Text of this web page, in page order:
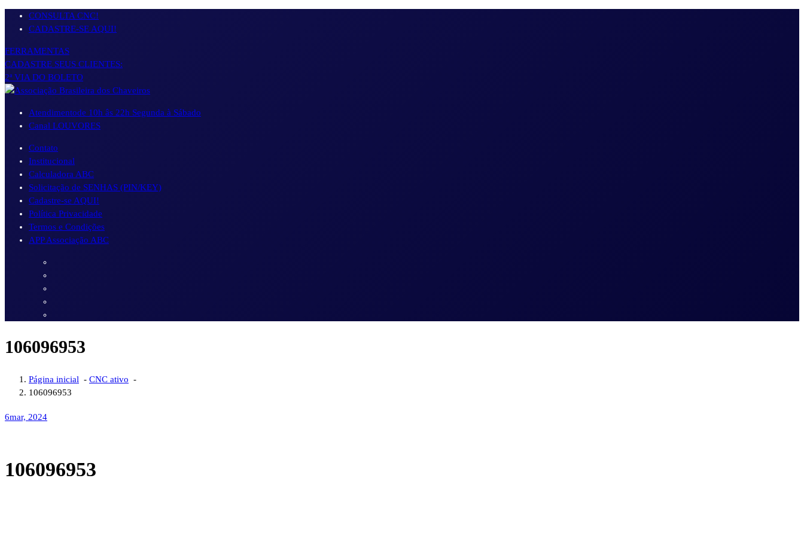
Pular
para
conteúdo
CONSULTA CNC!
CADASTRE-SE AQUI!
FERRAMENTAS
CADASTRE SEUS CLIENTES:
2ª VIA DO BOLETO
Atendimentode 10h âs 22h Segunda à Sábado
Canal LOUVORES
Contato
Institucional
Calculadora ABC
Solicitação de SENHAS (PIN/KEY)
Cadastre-se AQUI!
Política Privacidade
Termos e Condições
APP Associação ABC
106096953
Página inicial - CNC ativo -
106096953
6mar, 2024
106096953